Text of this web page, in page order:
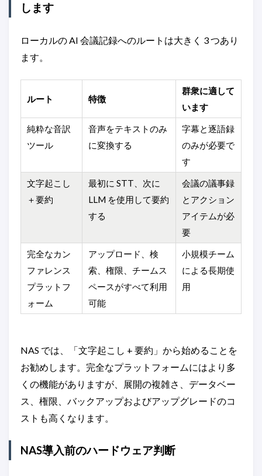
します
ローカルの AI 会議記録へのルートは大きく 3 つあり
ます。
ルート 特徴
群衆に適して
います
純粋な音訳
ツール
音声をテキストのみ
に変換する
字幕と逐語録
のみが必要で
す
文字起こし
＋要約
最初に STT、次に
LLM を使用して要約
する
会議の議事録
とアクション
アイテムが必
要
完全なカン
ファレンス
プラットフ
ォーム
アップロード、検
索、権限、チームス
ペースがすべて利用
可能
小規模チーム
による長期使
用
NAS では、「文字起こし + 要約」から始めることを
お勧めします。完全なプラットフォームにはより多
くの機能がありますが、展開の複雑さ、データベー
ス、権限、バックアップおよびアップグレードのコ
ストも高くなります。
NAS導入前のハードウェア判断